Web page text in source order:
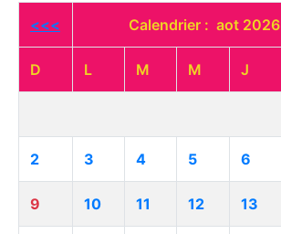
<<< Calendrier : aot 2026
D L M M J
2 3 4 5 6
9 10 11 12 13